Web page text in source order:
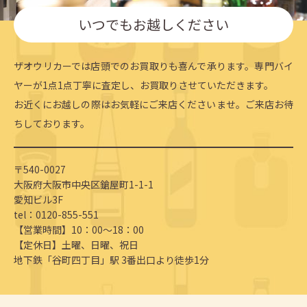
いつでもお越しください
ザオウリカーでは店頭でのお買取りも喜んで承ります。専門バイ
ヤーが1点1点丁寧に査定し、お買取りさせていただきます。
お近くにお越しの際はお気軽にご来店くださいませ。ご来店お待
ちしております。
〒540-0027
大阪府大阪市中央区鎗屋町1-1-1
愛知ビル3F
tel：0120-855-551
【営業時間】10：00～18：00
【定休日】土曜、日曜、祝日
地下鉄「谷町四丁目」駅 3番出口より徒歩1分